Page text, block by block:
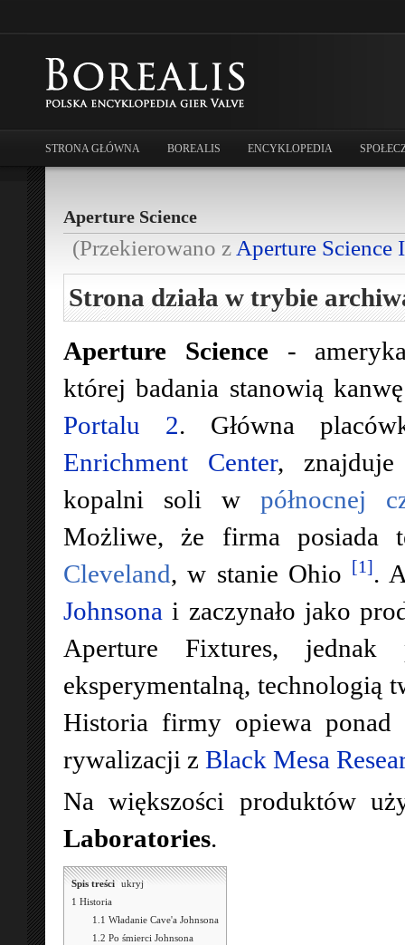
STRONA GŁÓWNA BOREALIS ENCYKLOPEDIA
Aperture Science
(Przekierowano z Aperture Science
Strona działa w trybie
Aperture Science-
której badania stanowią
Portalu 2. Główna
Enrichment Center,
kopalni soli w północnej
Możliwe, że firma
Cleveland, w stanie Ohio [1] .
Johnsona i zaczynało jako
Aperture Fixtures,
eksperymentalną, technologią
Historia firmy opiewa ponad
rywalizacji z Black Mesa
Na większości produktów
Laboratories.
Spis treści [ukryj
1 Historia
1.1 Władanie Cave'a Johnsona
1.2 Po śmierci Johnsona